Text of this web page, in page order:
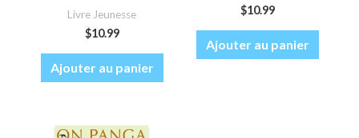
Livre Jeunesse
$10.99
Ajouter au panier
$10.99
Ajouter au panier